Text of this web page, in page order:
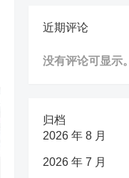
近期评论
没有评论可显示。
归档
2026 年 8 月
2026 年 7 月